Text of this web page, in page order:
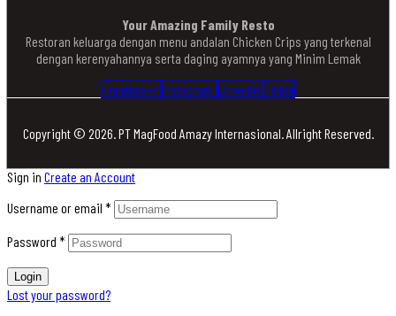
Your Amazing Family Resto
Restoran keluarga dengan menu andalan Chicken Crips yang terkenal
dengan kerenyahannya serta daging ayamnya yang Minim Lemak
Facebook-f Instagram Linkedin Tiktok
Copyright © 2026. PT MagFood Amazy Internasional. Allright Reserved.
Sign in Create an Account
Username or email *
Password *
Login
Lost your password?